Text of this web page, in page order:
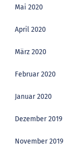
Mai 2020
April 2020
März 2020
Februar 2020
Januar 2020
Dezember 2019
November 2019